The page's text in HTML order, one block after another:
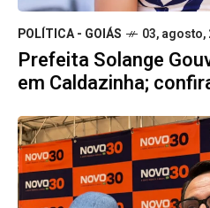
POLÍTICA - GOIÁS 03, agosto,
Prefeita Solange
em Caldazinha;